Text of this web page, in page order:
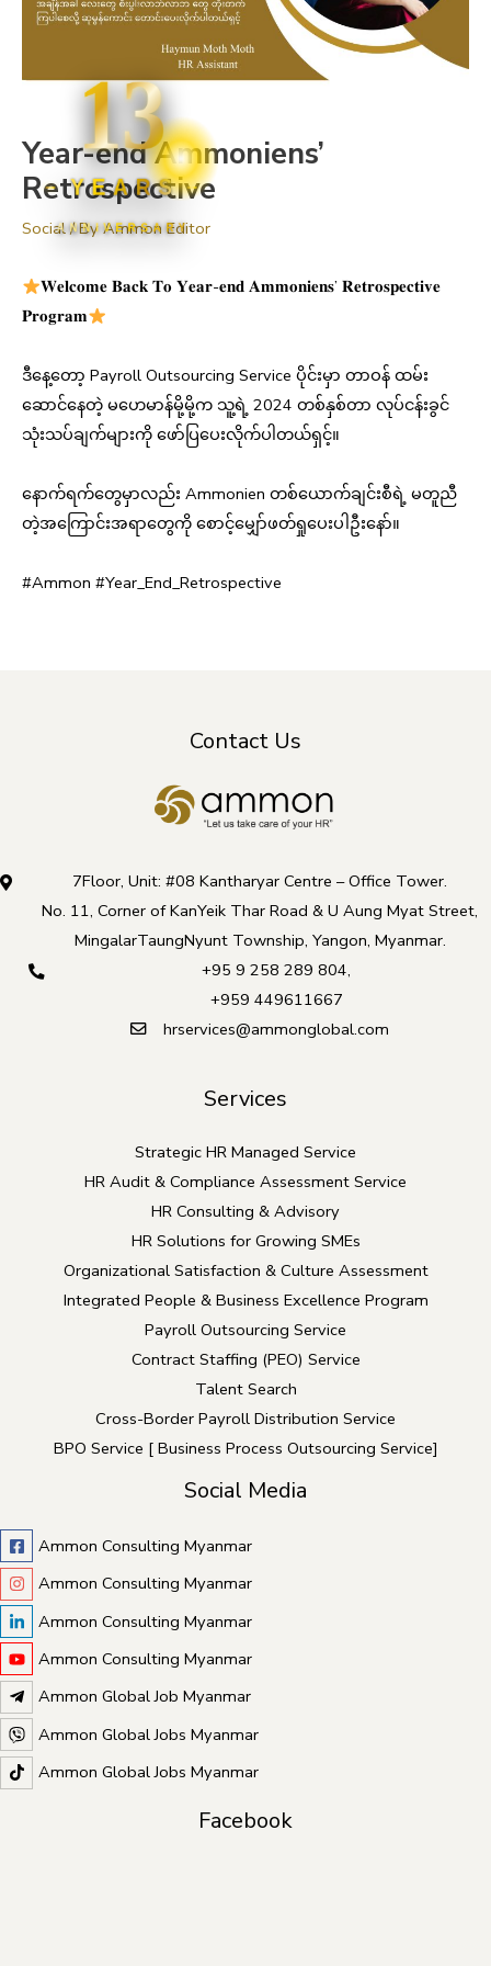
13
YEARS
ANNIVERSARY
Year-end Ammoniens’
Retrospective
Social/ ByAmmon Editor
𝐖𝐞𝐥𝐜𝐨𝐦𝐞 𝐁𝐚𝐜𝐤 𝐓𝐨 𝐘𝐞𝐚𝐫-𝐞𝐧𝐝 𝐀𝐦𝐦𝐨𝐧𝐢𝐞𝐧𝐬’ 𝐑𝐞𝐭𝐫𝐨𝐬𝐩𝐞𝐜𝐭𝐢𝐯𝐞
𝐏𝐫𝐨𝐠𝐫𝐚𝐦
ဒီနေ့တော့ Payroll Outsourcing Service ပိုင်းမှာ တာဝန် ထမ်း
ဆောင်နေတဲ့ မဟေမာန်မို့မို့က သူ့ရဲ့ 2024 တစ်နှစ်တာ လုပ်ငန်းခွင်
သုံးသပ်ချက်များကို ဖော်ပြပေးလိုက်ပါတယ်ရှင့်။
နောက်ရက်တွေမှာလည်း Ammonien တစ်ယောက်ချင်းစီရဲ့ မတူညီ
တဲ့အကြောင်းအရာတွေကို စောင့်မျှော်ဖတ်ရှုပေးပါဦးနော်။
#Ammon #Year_End_Retrospective
Contact Us
7Floor, Unit: #08 Kantharyar Centre – Office Tower.
No. 11, Corner of KanYeik Thar Road & U Aung Myat Street,
MingalarTaungNyunt Township, Yangon, Myanmar.
+95 9 258 289 804,
+959 449611667
hrservices@ammonglobal.com
Services
Strategic HR Managed Service
HR Audit & Compliance Assessment Service
HR Consulting & Advisory
HR Solutions for Growing SMEs
Organizational Satisfaction & Culture Assessment
Integrated People & Business Excellence Program
Payroll Outsourcing Service
Contract Staffing (PEO) Service
Talent Search
Cross-Border Payroll Distribution Service
BPO Service [ Business Process Outsourcing Service]
Social Media
Ammon Consulting Myanmar
Ammon Consulting Myanmar
Ammon Consulting Myanmar
Ammon Consulting Myanmar
Ammon Global Job Myanmar
Ammon Global Jobs Myanmar
Ammon Global Jobs Myanmar
Facebook